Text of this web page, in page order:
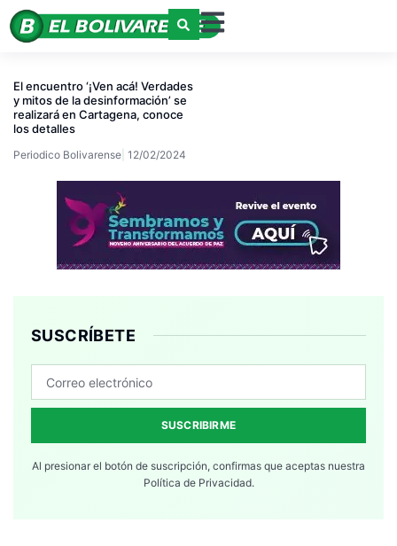
El encuentro ‘¡Ven acá! Verdades
y mitos de la desinformación’ se
realizará en Cartagena, conoce
los detalles
Periodico Bolivarense 12/02/2024
SUSCRÍBETE
SUSCRIBIRME
Al presionar el botón de suscripción, confirmas que aceptas nuestra
Política de Privacidad.